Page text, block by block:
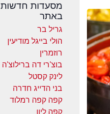
מסעדות חדשות
באתר
גריל בר
הולי בייגל מודיעין
רוזמרין
בוצ'רי דה ברילוצ'ה
לינק קסטל
בני הדייג חדרה
קפה קפה רמלוד
קפה ליון